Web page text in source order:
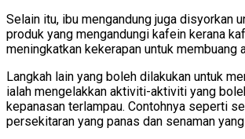
Selain itu, ibu mengandung juga disyorkan
produk yang mengandungi kafein kerana
meningkatkan kekerapan untuk membuang
Langkah lain yang boleh dilakukan untuk
ialah mengelakkan aktiviti-aktiviti yang
kepanasan terlampau. Contohnya seperti
persekitaran yang panas dan senaman